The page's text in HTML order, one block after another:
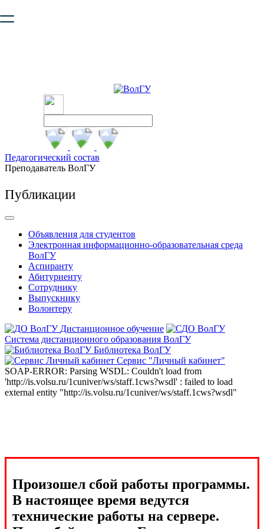
безопасную работу с сайтом. Пожалуйста
Педагогический состав
Преподаватель ВолГУ
Публикации
Объявления для студентов
Электронная информационно-образовательная среда
ВолГУ
Аспиранту
Абитуриенту
Сотруднику
Выпускнику
Волонтеру
Дистанционное обучение
Система дистанционного образования ВолГУ
Библиотека ВолГУ
Сервис "Личный кабинет"
SOAP-ERROR: Parsing WSDL: Couldn't load from
'http://is.volsu.ru/1cuniver/ws/staff.1cws?wsdl' : failed to load
external entity "http://is.volsu.ru/1cuniver/ws/staff.1cws?wsdl"
Произошел сбой работы программы.
В настоящее время ведутся
технические работы на сервере.